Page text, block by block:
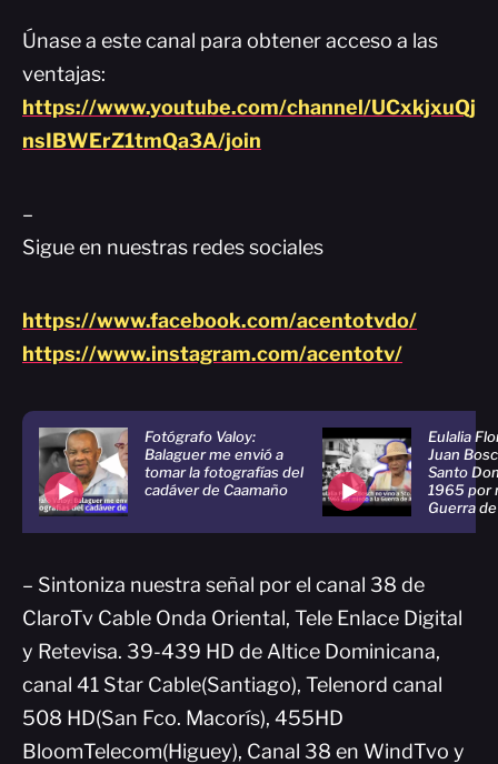
Únase a este canal para obtener acceso a las
ventajas:
https://www.youtube.com/channel/UCxkjxuQj
nsIBWErZ1tmQa3A/join
–
Sigue en nuestras redes sociales
https://www.facebook.com/acentotvdo/
https://www.instagram.com/acentotv/
Fotógrafo Valoy:
Balaguer me envió a
tomar la fotografías del
cadáver de Caamaño
Eulalia
Juan
Santo
1965 por
Guerra
– Sintoniza nuestra señal por el canal 38 de
ClaroTv Cable Onda Oriental, Tele Enlace Digital
y Retevisa. 39-439 HD de Altice Dominicana,
canal 41 Star Cable(Santiago), Telenord canal
508 HD(San Fco. Macorís), 455HD
BloomTelecom(Higuey), Canal 38 en WindTvo y